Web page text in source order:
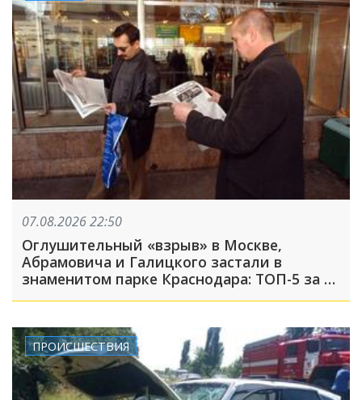
07.08.2026 22:50
Оглушительный «взрыв» в Москве,
Абрамовича и Галицкого застали в
знаменитом парке Краснодара: ТОП-5 за 7
ПРОИСШЕСТВИЯ